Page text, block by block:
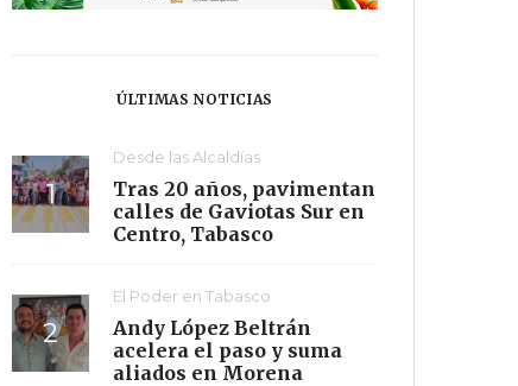
ÚLTIMAS NOTICIAS
Desde las Alcaldías
Tras 20 años, pavimentan
calles de Gaviotas Sur en
Centro, Tabasco
El Poder en Tabasco
Andy López Beltrán
acelera el paso y suma
aliados en Morena